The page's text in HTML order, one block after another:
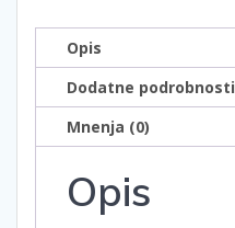
Opis
Dodatne podrobnosti
Mnenja (0)
Opis